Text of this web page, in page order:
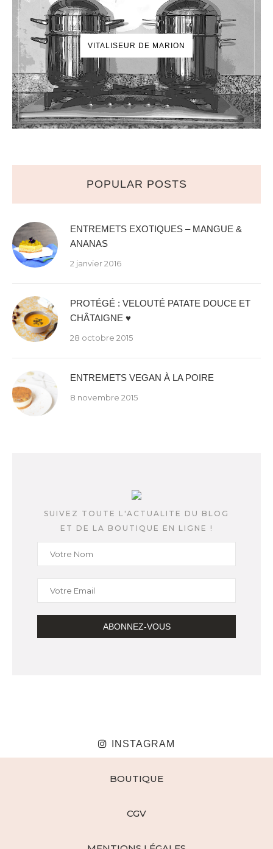
VITALISEUR DE MARION
POPULAR POSTS
ENTREMETS EXOTIQUES – MANGUE &
ANANAS
2 janvier 2016
PROTÉGÉ : VELOUTÉ PATATE DOUCE ET
CHÂTAIGNE ♥
28 octobre 2015
ENTREMETS VEGAN À LA POIRE
8 novembre 2015
SUIVEZ TOUTE L'ACTUALITE DU BLOG
ET DE LA BOUTIQUE EN LIGNE !
INSTAGRAM
BOUTIQUE
CGV